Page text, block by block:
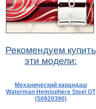
Рекомендуем купить
эти модели:
Механический карандаш
Waterman Hemisphere Steel GT
(S0920390)